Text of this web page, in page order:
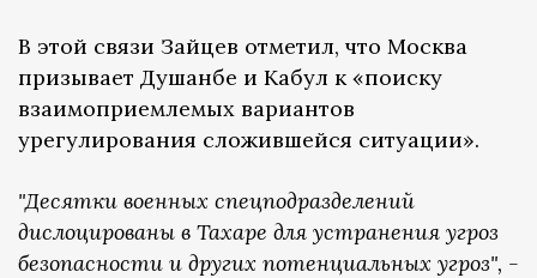
В этой связи Зайцев отметил, что Москва
призывает Душанбе и Кабул к «поиску
взаимоприемлемых вариантов
урегулирования сложившейся ситуации».
"Десятки военных спецподразделений
дислоцированы в Тахаре для устранения угроз
безопасности и других потенциальных угроз", -